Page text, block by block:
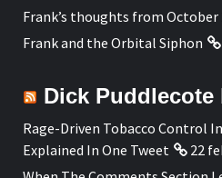
Frank’s thoughts from October
Frank and the Orbital Siphon
Dick Puddlecote
Rage-Driven Tobacco Control
Explained In One Tweet
22